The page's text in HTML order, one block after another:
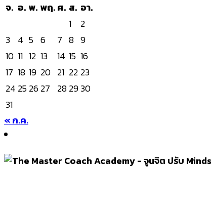
จ. อ. พ. พฤ.ศ. ส. อา.
1
2
3 4 5 6 7 8 9
10 11 12 13 14 15 16
17 18 19 20 21 22 23
24 2526 27 282930
31
« ก.ค.